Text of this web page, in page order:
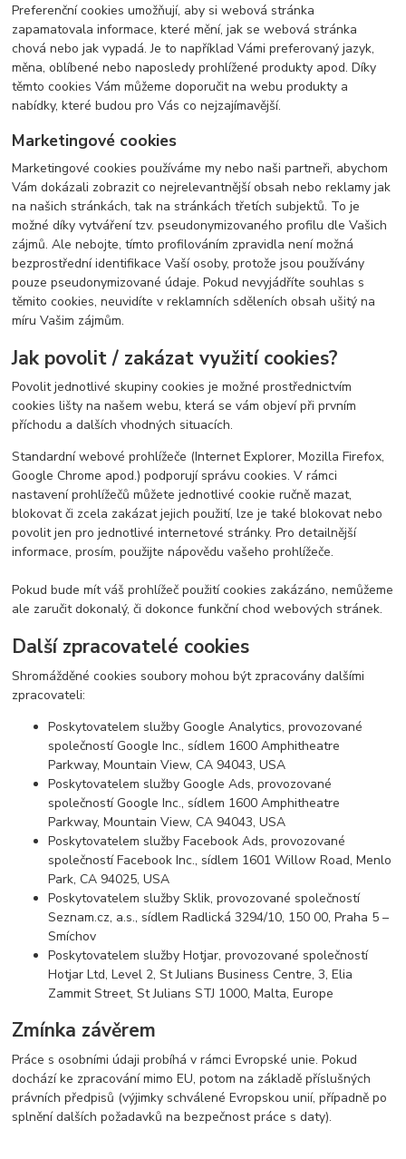
Preferenční cookies umožňují, aby si webová stránka
zapamatovala informace, které mění, jak se webová stránka
chová nebo jak vypadá. Je to například Vámi preferovaný jazyk,
měna, oblíbené nebo naposledy prohlížené produkty apod. Díky
těmto cookies Vám můžeme doporučit na webu produkty a
nabídky, které budou pro Vás co nejzajímavější.
Marketingové cookies
Marketingové cookies používáme my nebo naši partneři, abychom
Vám dokázali zobrazit co nejrelevantnější obsah nebo reklamy jak
na našich stránkách, tak na stránkách třetích subjektů. To je
možné díky vytváření tzv. pseudonymizovaného profilu dle Vašich
zájmů. Ale nebojte, tímto profilováním zpravidla není možná
bezprostřední identifikace Vaší osoby, protože jsou používány
pouze pseudonymizované údaje. Pokud nevyjádříte souhlas s
těmito cookies, neuvidíte v reklamních sděleních obsah ušitý na
míru Vašim zájmům.
Jak povolit / zakázat využití cookies?
Povolit jednotlivé skupiny cookies je možné prostřednictvím
cookies lišty na našem webu, která se vám objeví při prvním
příchodu a dalších vhodných situacích.
Standardní webové prohlížeče (Internet Explorer, Mozilla Firefox,
Google Chrome apod.) podporují správu cookies. V rámci
nastavení prohlížečů můžete jednotlivé cookie ručně mazat,
blokovat či zcela zakázat jejich použití, lze je také blokovat nebo
povolit jen pro jednotlivé internetové stránky. Pro detailnější
informace, prosím, použijte nápovědu vašeho prohlížeče.
Pokud bude mít váš prohlížeč použití cookies zakázáno, nemůžeme
ale zaručit dokonalý, či dokonce funkční chod webových stránek.
Další zpracovatelé cookies
Shromážděné cookies soubory mohou být zpracovány dalšími
zpracovateli:
Poskytovatelem služby Google Analytics, provozované
společností Google Inc., sídlem 1600 Amphitheatre
Parkway, Mountain View, CA 94043, USA
Poskytovatelem služby Google Ads, provozované
společností Google Inc., sídlem 1600 Amphitheatre
Parkway, Mountain View, CA 94043, USA
Poskytovatelem služby Facebook Ads, provozované
společností Facebook Inc., sídlem 1601 Willow Road, Menlo
Park, CA 94025, USA
Poskytovatelem služby Sklik, provozované společností
Seznam.cz, a.s., sídlem Radlická 3294/10, 150 00, Praha 5 –
Smíchov
Poskytovatelem služby Hotjar, provozované společností
Hotjar Ltd, Level 2, St Julians Business Centre, 3, Elia
Zammit Street, St Julians STJ 1000, Malta, Europe
Zmínka závěrem
Práce s osobními údaji probíhá v rámci Evropské unie. Pokud
dochází ke zpracování mimo EU, potom na základě příslušných
právních předpisů (výjimky schválené Evropskou unií, případně po
splnění dalších požadavků na bezpečnost práce s daty).